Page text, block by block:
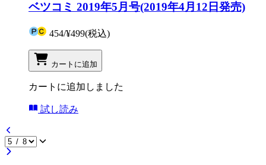
ベツコミ 2019年5月号(2019年4月12日発売)
454/¥499(税込)
カートに追加
カートに追加しました
試し読み